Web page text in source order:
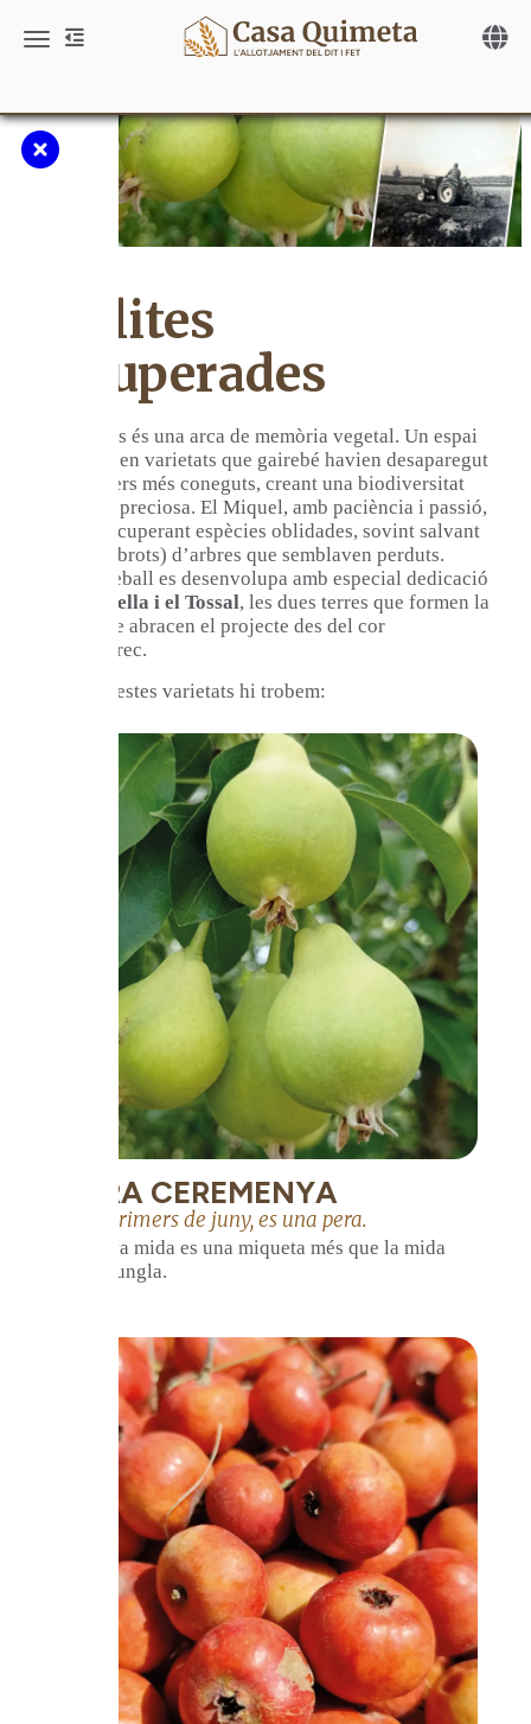
Toggle navigation
Collites
recuperades
Les Comes és una arca de memòria vegetal. Un espai
on conviuen varietats que gairebé havien desaparegut
amb fruiters més coneguts, creant una biodiversitat
singular i preciosa. El Miquel, amb paciència i passió,
ha anat recuperant espècies oblidades, sovint salvant
llucades (brots) d’arbres que semblaven perduts.
Aquest treball es desenvolupa amb especial dedicació
La Planella i el Tossal, les dues terres que formen la
finca i que abracen el projecte des del cor
d’Albatàrrec.
Entre aquestes varietats hi trobem:
PERA CEREMENYA
Ve a primers de juny, es una pera.
La seva mida es una miqueta més que la mida
d'una ungla.